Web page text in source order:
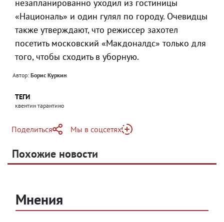
незапланированно уходил из гостиницы
«Националь» и один гулял по городу. Очевидцы
также утверждают, что режиссер захотел
посетить московский «Макдоналдс» только для
того, чтобы сходить в уборную.
Автор: Борис Куркин
ТЕГИ
квентин тарантино
Поделиться
Telegram
Одноклассники
Мы в соцсетях
Яндекс Дзен
Похожие новости
Мнения